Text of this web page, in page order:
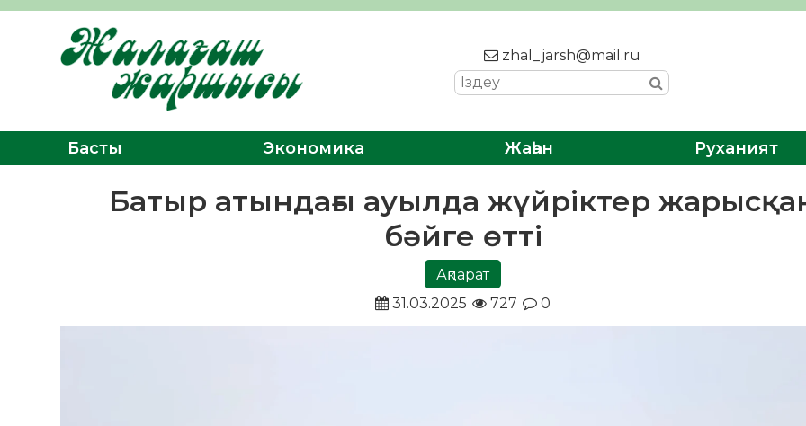
zhal_jarsh@mail.ru
Басты Экономика Жаһан Руханият
Батыр атындағы ауылда жүйріктер
бәйге өтті
Ақпарат
31.03.2025
727 0